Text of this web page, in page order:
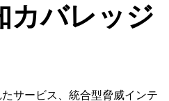
カバレッジ
サービス、統合型脅威インテ